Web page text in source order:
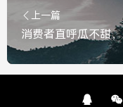
上一篇
消费者直